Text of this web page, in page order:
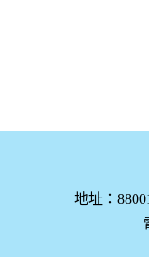
地址：